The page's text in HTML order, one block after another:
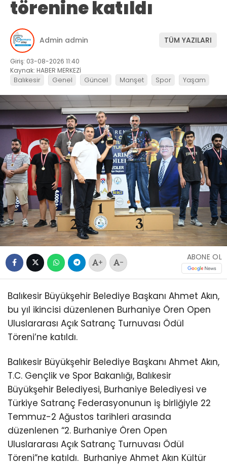
törenine katıldı
Admin admin TÜM YAZILARI
Giriş: 03-08-2026 11:40
Kaynak: HABER MERKEZİ
Balıkesir Genel Güncel Manşet Spor Yaşam
+ -
ABONE OL
Balıkesir Büyükşehir Belediye Başkanı Ahmet Akın,
bu yıl ikincisi düzenlenen Burhaniye Ören Open
Uluslararası Açık Satranç Turnuvası Ödül
Töreni’ne katıldı.
Balıkesir Büyükşehir Belediye Başkanı Ahmet Akın,
T.C. Gençlik ve Spor Bakanlığı, Balıkesir
Büyükşehir Belediyesi, Burhaniye Belediyesi ve
Türkiye Satranç Federasyonunun iş birliğiyle 22
Temmuz-2 Ağustos tarihleri arasında
düzenlenen “2. Burhaniye Ören Open
Uluslararası Açık Satranç Turnuvası Ödül
Töreni”ne katıldı. Burhaniye Ahmet Akın Kültür